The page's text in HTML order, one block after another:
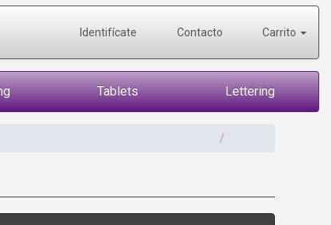
Identifícate Contacto Carrito
Tablets Lettering